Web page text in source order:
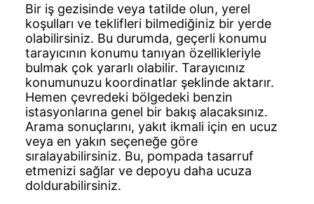
Bir iş gezisinde veya tatilde olun, yerel
koşulları ve teklifleri bilmediğiniz bir yerde
olabilirsiniz. Bu durumda, geçerli konumu
tarayıcının konumu tanıyan özellikleriyle
bulmak çok yararlı olabilir. Tarayıcınız
konumunuzu koordinatlar şeklinde aktarır.
Hemen çevredeki bölgedeki benzin
istasyonlarına genel bir bakış alacaksınız.
Arama sonuçlarını, yakıt ikmali için en ucuz
veya en yakın seçeneğe göre
sıralayabilirsiniz. Bu, pompada tasarruf
etmenizi sağlar ve depoyu daha ucuza
doldurabilirsiniz.